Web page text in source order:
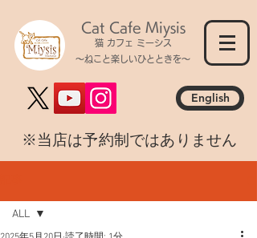
Cat Cafe Miysis
猫 カフェ ミーシス
～ねこと楽しいひとときを～
English
​※当店は予約制ではありません
ALL